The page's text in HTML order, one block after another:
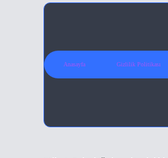
Anasayfa Gizlilik Politikası